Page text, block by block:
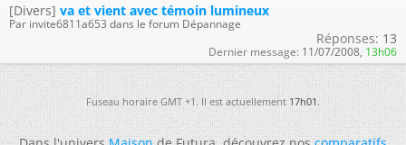
[Divers] va et vient avec témoin lumineux
Par invite6811a653 dans le forum Dépannage
Réponses: 13
Dernier message: 11/07/2008, 13h06
Fuseau horaire GMT +1. Il est actuellement17h01.